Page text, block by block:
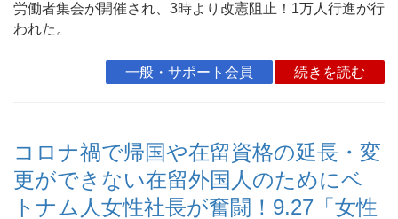
労働者集会が開催され、3時より改憲阻止！1万人行進が行
われた。
一般・サポート会員 続きを読む
コロナ禍で帰国や在留資格の延長・変
更ができない在留外国人のためにベ
トナム人女性社長が奮闘！9.27「女性